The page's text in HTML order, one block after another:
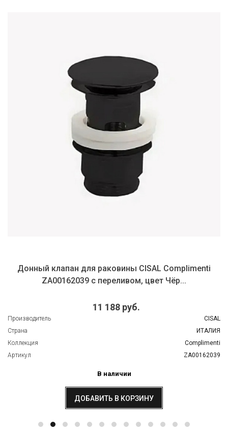
Донный клапан для раковины CISAL Complimenti
ZA00162039 с переливом, цвет Чёр...
11 188 руб.
Производитель
CISAL
Страна
ИТАЛИЯ
Коллекция
Complimenti
Артикул
ZA00162039
В наличии
ДОБАВИТЬ В КОРЗИНУ